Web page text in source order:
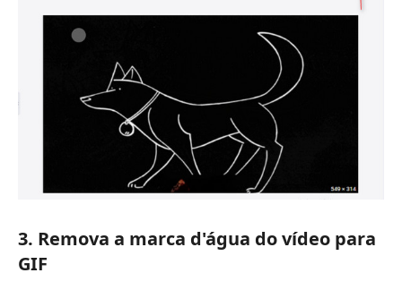
3. Remova a marca d'água do vídeo para
GIF